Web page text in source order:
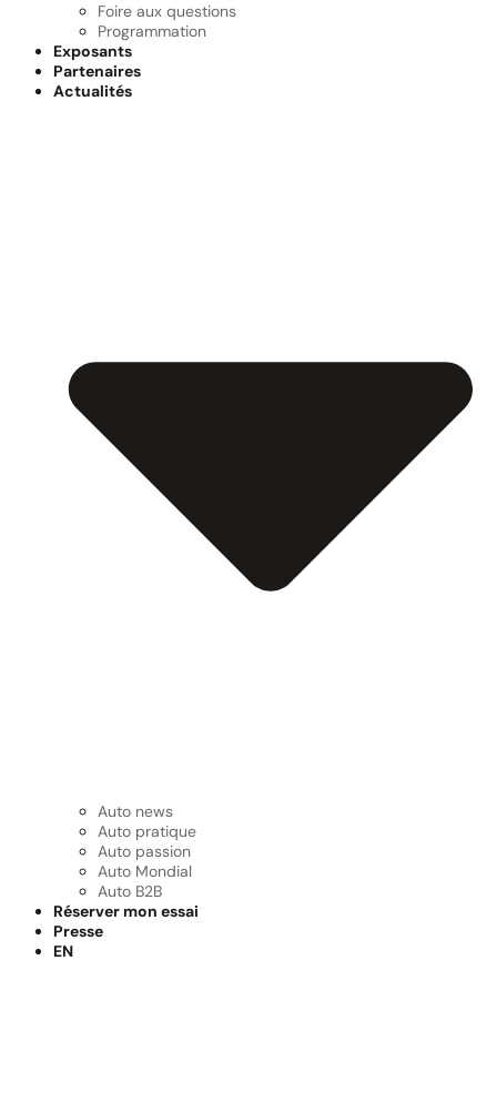
Foire aux questions
Programmation
Exposants
Partenaires
Actualités
Auto news
Auto pratique
Auto passion
Auto Mondial
Auto B2B
Réserver mon essai
Presse
EN